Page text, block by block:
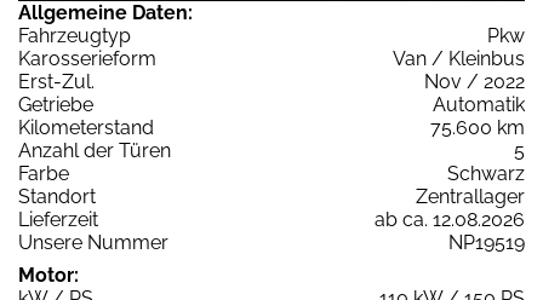
Allgemeine Daten:
Fahrzeugtyp
Pkw
Karosserieform
Van / Kleinbus
Erst-Zul.
Nov / 2022
Getriebe
Automatik
Kilometerstand
75.600 km
Anzahl der Türen
5
Farbe
Schwarz
Standort
Zentrallager
Lieferzeit
ab ca. 12.08.2026
Unsere Nummer
NP19519
Motor: